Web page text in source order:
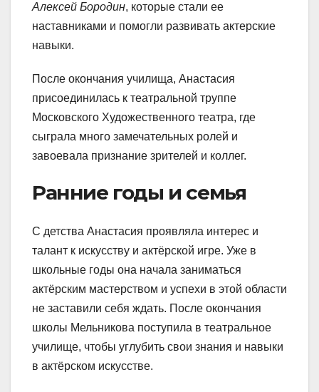
Алексей Бородин, которые стали ее
наставниками и помогли развивать актерские
навыки.
После окончания училища, Анастасия
присоединилась к театральной труппе
Московского Художественного театра, где
сыграла много замечательных ролей и
завоевала признание зрителей и коллег.
Ранние годы и семья
С детства Анастасия проявляла интерес и
талант к искусству и актёрской игре. Уже в
школьные годы она начала заниматься
актёрским мастерством и успехи в этой области
не заставили себя ждать. После окончания
школы Мельникова поступила в театральное
училище, чтобы углубить свои знания и навыки
в актёрском искусстве.